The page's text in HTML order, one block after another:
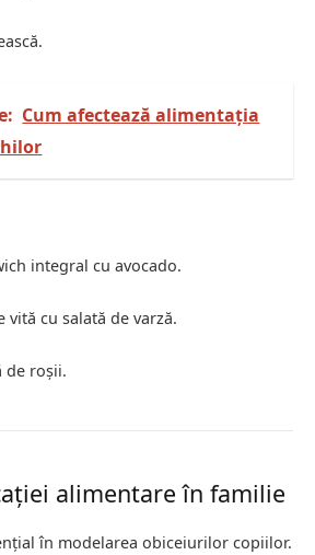
Cum afectează alimentația
integral cu avocado.
vită cu salată de varză.
de roșii.
alimentare în familie
în modelarea obiceiurilor copiilor.